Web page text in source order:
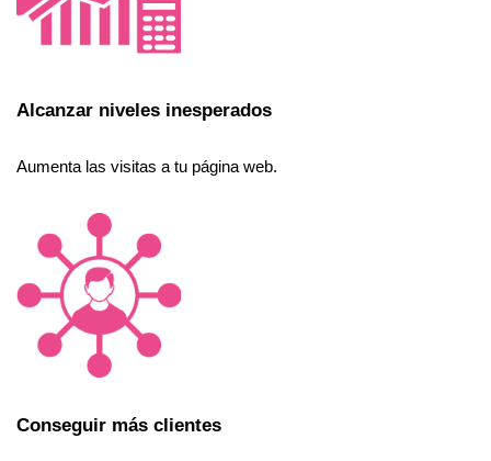
Alcanzar niveles inesperados
Aumenta las visitas a tu página web.
Conseguir más clientes